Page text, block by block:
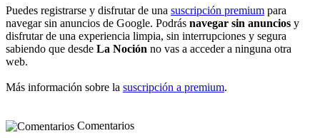
Puedes registrarse y disfrutar de una suscripción premium para
navegar sin anuncios de Google. Podrás navegar sin anuncios y
disfrutar de una experiencia limpia, sin interrupciones y segura
sabiendo que desde La Noción no vas a acceder a ninguna otra
web.
Más información sobre la suscripción a premium.
Comentarios